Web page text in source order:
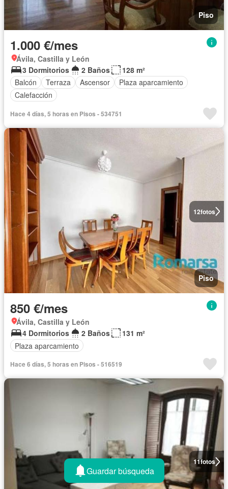
Piso
1.000 €/mes
Ávila, Castilla y León
3 Dormitorios
2 Baños
128 m²
Balcón
Terraza Ascensor
Plaza aparcamiento
Calefacción
Hace 4 días, 5 horas en Pisos - 534751
12fotos
Piso
850 €/mes
Ávila, Castilla y León
4 Dormitorios
2 Baños
131 m²
Plaza aparcamiento
Hace 6 días, 5 horas en Pisos - 516519
11fotos
Guardar búsqueda